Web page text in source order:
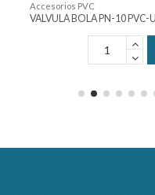
Accesorios PVC
VALVULA BOLA PN-10 PVC-